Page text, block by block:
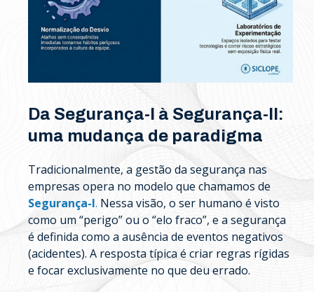
Da Segurança-I à Segurança-II:
uma mudança de paradigma
Tradicionalmente, a gestão da segurança nas
empresas opera no modelo que chamamos de
Segurança-I. Nessa visão, o ser humano é visto
como um “perigo” ou o “elo fraco”, e a segurança
é definida como a ausência de eventos negativos
(acidentes). A resposta típica é criar regras rígidas
e focar exclusivamente no que deu errado.